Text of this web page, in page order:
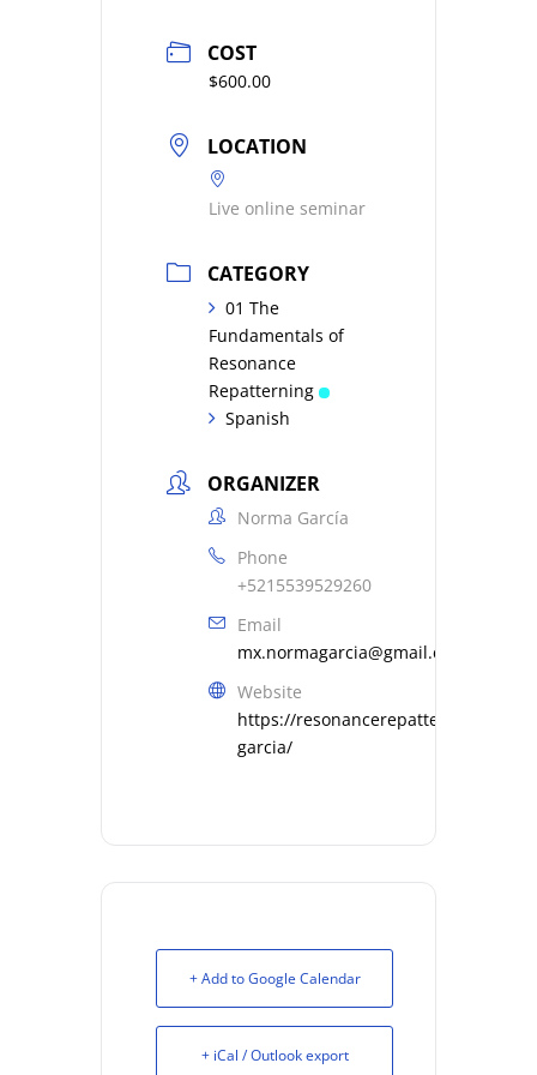
COST
$600.00
LOCATION
Live online seminar
CATEGORY
01 The
Fundamentals of
Resonance
Repatterning
Spanish
ORGANIZER
Norma García
Phone
+5215539529260
Email
mx.normagarcia@gmail.com
Website
https://resonancerepatterning.com/
garcia/
+ Add to Google Calendar
+ iCal / Outlook export